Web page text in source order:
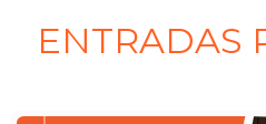
ENTRADAS